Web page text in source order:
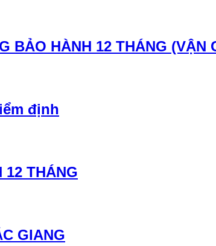
BẢO HÀNH 12 THÁNG (VẬN
định
12 THÁNG
GIANG